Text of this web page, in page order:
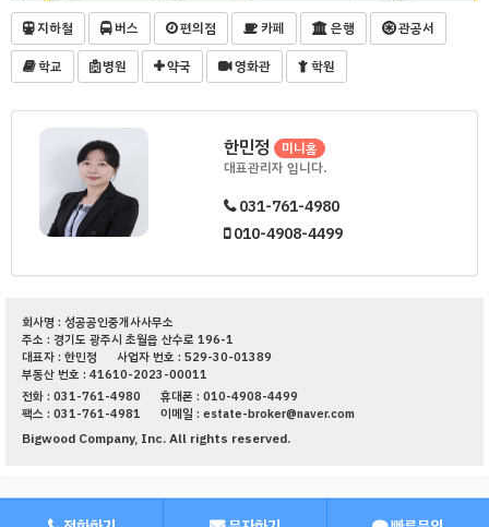
지하철 버스 편의점 카페 은행
관공서
학교
병원 약국 영화관 학원
한민정 미니홈
대표관리자 입니다.
031-761-4980
010-4908-4499
회사명 : 성공공인중개사사무소
주소 : 경기도 광주시 초월읍 산수로 196-1
대표자 : 한민정
사업자 번호 : 529-30-01389
부동산 번호 : 41610-2023-00011
전화 : 031-761-4980
휴대폰 : 010-4908-4499
팩스 : 031-761-4981
이메일 : estate-broker@naver.com
Bigwood Company, Inc. All rights reserved.